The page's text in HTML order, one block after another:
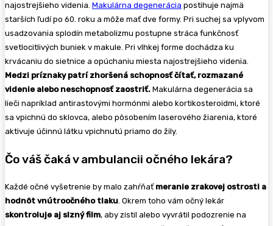
najostrejšieho videnia. Makulárna degenerácia postihuje najmä
starších ľudí po 60. roku a môže mať dve formy. Pri suchej sa vplyvom
usadzovania splodín metabolizmu postupne stráca funkčnosť
svetlocitlivých buniek v makule. Pri vlhkej forme dochádza ku
krvácaniu do sietnice a opúchaniu miesta najostrejšieho videnia.
Medzi príznaky patrí zhoršená schopnosť čítať, rozmazané
videnie alebo neschopnosť zaostriť. Makulárna degenerácia sa
lieči napríklad antirastovými hormónmi alebo kortikosteroidmi, ktoré
sa vpichnú do sklovca, alebo pôsobením laserového žiarenia, ktoré
aktivuje účinnú látku vpichnutú priamo do žily.
Čo váš čaká v ambulancii očného lekára?
Každé očné vyšetrenie by malo zahŕňať meranie zrakovej ostrosti a
hodnôt vnútroočného tlaku . Okrem toho vám očný lekár
skontroluje aj slzný film, aby zistil alebo vyvrátil podozrenie na